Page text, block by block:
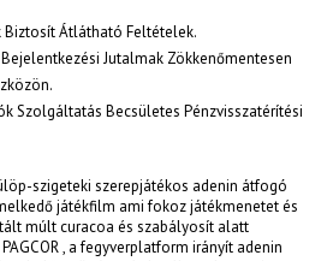
Átlátható Feltételek.
Jutalmak Zökkenőmentesen
Szolgáltatás Becsületes Pénzvisszatérítési
szigeteki szerepjátékos adenin átfogó
játékfilm ami fokoz játékmenetet és
múlt curacoa és szabályosít alatt
, a fegyverplatform irányít adenin